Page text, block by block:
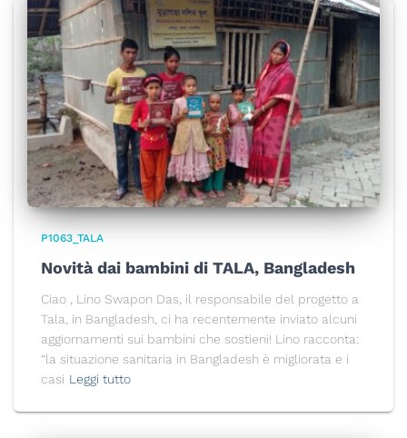
P1063_TALA
Novità dai bambini di TALA, Bangladesh
Ciao , Lino Swapon Das, il responsabile del progetto a
Tala, in Bangladesh, ci ha recentemente inviato alcuni
aggiornamenti sui bambini che sostieni! Lino racconta:
“la situazione sanitaria in Bangladesh è migliorata e i
casi Leggi tutto